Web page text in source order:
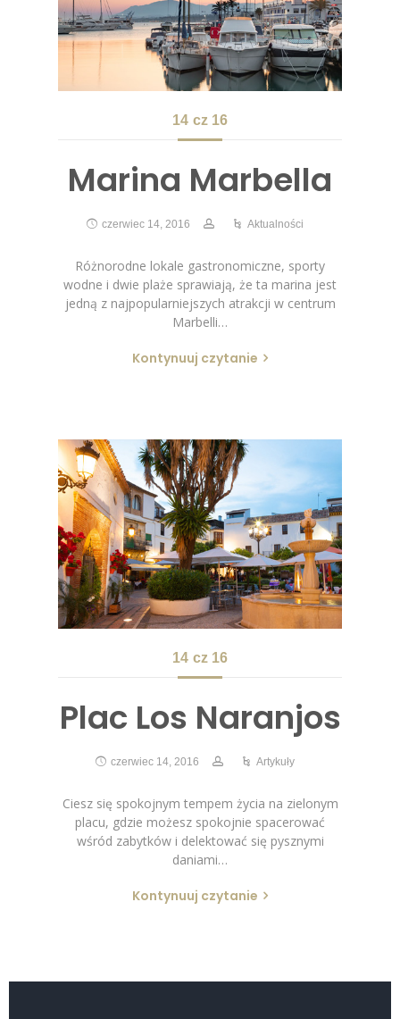
14 cz 16
Marina Marbella
czerwiec 14, 2016 Aktualności
Różnorodne lokale gastronomiczne, sporty
wodne i dwie plaże sprawiają, że ta marina jest
jedną z najpopularniejszych atrakcji w centrum
Marbelli…
Kontynuuj czytanie
14 cz 16
Plac Los Naranjos
czerwiec 14, 2016 Artykuły
Ciesz się spokojnym tempem życia na zielonym
placu, gdzie możesz spokojnie spacerować
wśród zabytków i delektować się pysznymi
daniami…
Kontynuuj czytanie